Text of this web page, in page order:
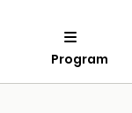
Program